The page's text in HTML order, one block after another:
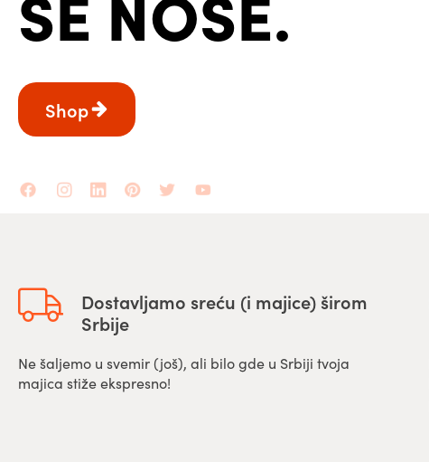
Shop
Dostavljamo sreću (i majice) širom
Srbije
Ne šaljemo u svemir (još), ali bilo gde u Srbiji tvoja
majica stiže ekspresno!